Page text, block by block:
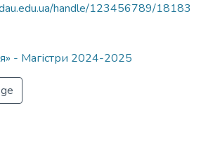
handle/123456789/18183
- Магістри 2024-2025